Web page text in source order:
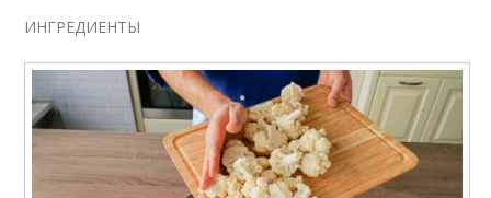
ИНГРЕДИЕНТЫ